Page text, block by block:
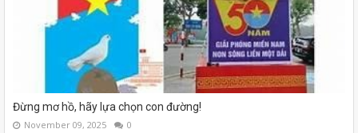
Đừng mơ hồ, hãy lựa chọn con đường!
November 09, 2025 0